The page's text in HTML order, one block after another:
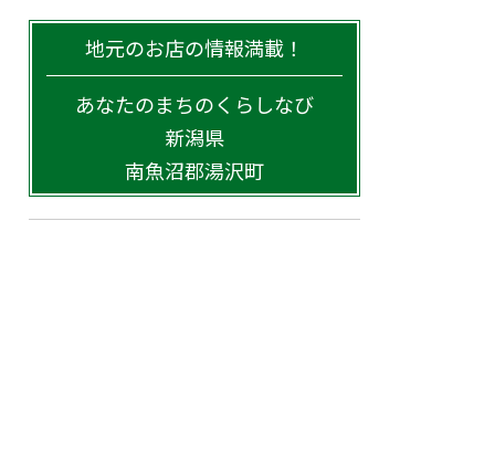
地元のお店の情報満載！
あなたのまちのくらしなび
新潟県
南魚沼郡湯沢町